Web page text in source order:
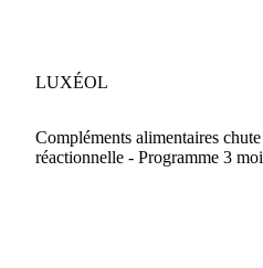
LUXÉOL
Compléments alimentaires
réactionnelle - Programme 3